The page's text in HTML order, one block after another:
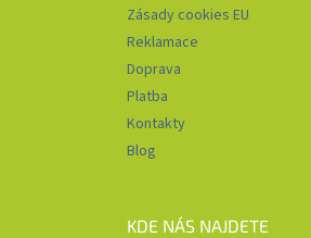
Zásady cookies EU
Reklamace
Doprava
Platba
Kontakty
Blog
KDE NÁS NAJDETE